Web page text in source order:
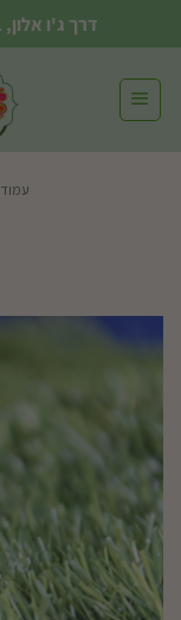
to
content
דרך ג'ו